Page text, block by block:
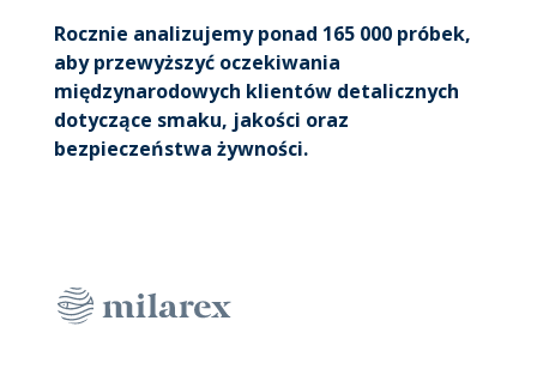
Rocznie analizujemy ponad 165 000 próbek,
aby przewyższyć oczekiwania
międzynarodowych klientów detalicznych
dotyczące smaku, jakości oraz
bezpieczeństwa żywności.